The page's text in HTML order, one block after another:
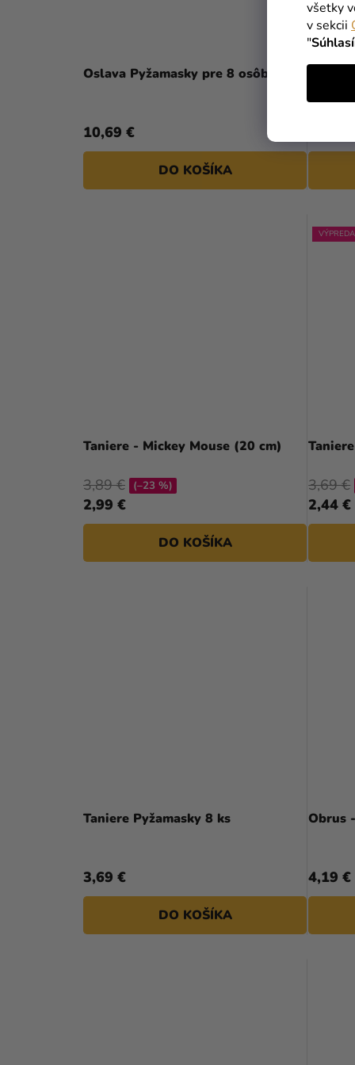
všetky
v sekcii
"
Oslava Pyžamasky pre 8 osôb mix
10,69 €
DO KOŠÍKA
Taniere - Mickey Mouse (20 cm)
2,99 €
3,89 € (–23 %)
DO KOŠÍKA
2,44 €
3,69 €
Taniere Pyžamasky 8 ks
3,69 €
DO KOŠÍKA
Obrus
4,19 €